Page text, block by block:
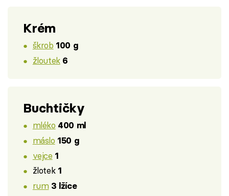
Krém
škrob 100 g
žloutek 6
Buchtičky
mléko 400 ml
máslo 150 g
vejce 1
žlotek 1
rum 3 lžíce